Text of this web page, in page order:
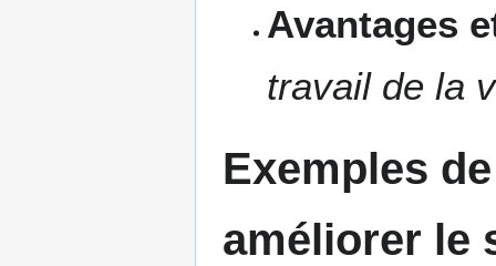
Avantages
travail de la
Exemples
améliorer le